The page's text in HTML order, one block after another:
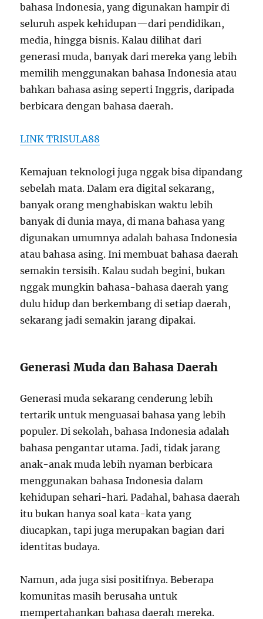
bahasa Indonesia, yang digunakan hampir di
seluruh aspek kehidupan—dari pendidikan,
media, hingga bisnis. Kalau dilihat dari
generasi muda, banyak dari mereka yang lebih
memilih menggunakan bahasa Indonesia atau
bahkan bahasa asing seperti Inggris, daripada
berbicara dengan bahasa daerah.
LINK TRISULA88
Kemajuan teknologi juga nggak bisa dipandang
sebelah mata. Dalam era digital sekarang,
banyak orang menghabiskan waktu lebih
banyak di dunia maya, di mana bahasa yang
digunakan umumnya adalah bahasa Indonesia
atau bahasa asing. Ini membuat bahasa daerah
semakin tersisih. Kalau sudah begini, bukan
nggak mungkin bahasa-bahasa daerah yang
dulu hidup dan berkembang di setiap daerah,
sekarang jadi semakin jarang dipakai.
Generasi Muda dan Bahasa Daerah
Generasi muda sekarang cenderung lebih
tertarik untuk menguasai bahasa yang lebih
populer. Di sekolah, bahasa Indonesia adalah
bahasa pengantar utama. Jadi, tidak jarang
anak-anak muda lebih nyaman berbicara
menggunakan bahasa Indonesia dalam
kehidupan sehari-hari. Padahal, bahasa daerah
itu bukan hanya soal kata-kata yang
diucapkan, tapi juga merupakan bagian dari
identitas budaya.
Namun, ada juga sisi positifnya. Beberapa
komunitas masih berusaha untuk
mempertahankan bahasa daerah mereka.